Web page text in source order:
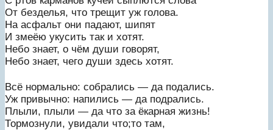
От безделья, что трещит уж голова.
На асфальт они падают, шипят
И змеёю укусить так и хотят.
Небо знает, о чём души говорят,
Небо знает, чего души здесь хотят.
Всё нормально: собрались — да подались.
Уж привычно: напились — да подрались.
Плыли, плыли — да что за ёкарная жизнь!
Тормознули, увидали что;то там,